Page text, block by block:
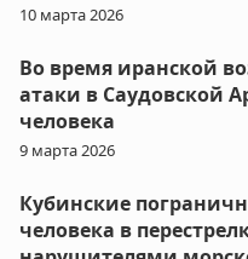
10 марта 2026
Во время иранской
атаки в Саудовской
человека
9 марта 2026
Кубинские
человека в